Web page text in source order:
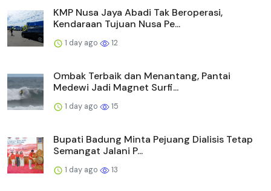
KMP Nusa Jaya Abadi Tak Beroperasi,
Kendaraan Tujuan Nusa Pe...
1 day ago 12
Ombak Terbaik dan Menantang, Pantai
Medewi Jadi Magnet Surfi...
1 day ago 15
Bupati Badung Minta Pejuang Dialisis Tetap
Semangat Jalani P...
1 day ago 13